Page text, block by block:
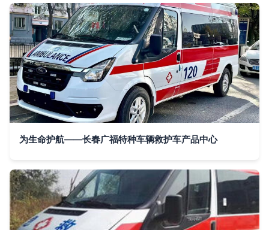
为生命护航——长春广福特种车辆救护车产品中心